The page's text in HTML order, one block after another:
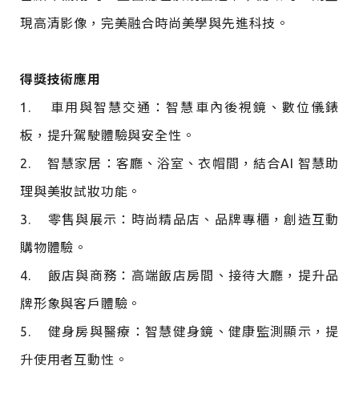
現高清影像，完美融合時尚美學與先進科技。
得獎技術應用
1. 車用與智慧交通：智慧車內後視鏡、數位儀錶
板，提升駕駛體驗與安全性。
2. 智慧家居：客廳、浴室、衣帽間，結合AI 智慧助
理與美妝試妝功能。
3. 零售與展示：時尚精品店、品牌專櫃，創造互動
購物體驗。
4. 飯店與商務：高端飯店房間、接待大廳，提升品
牌形象與客戶體驗。
5. 健身房與醫療：智慧健身鏡、健康監測顯示，提
升使用者互動性。